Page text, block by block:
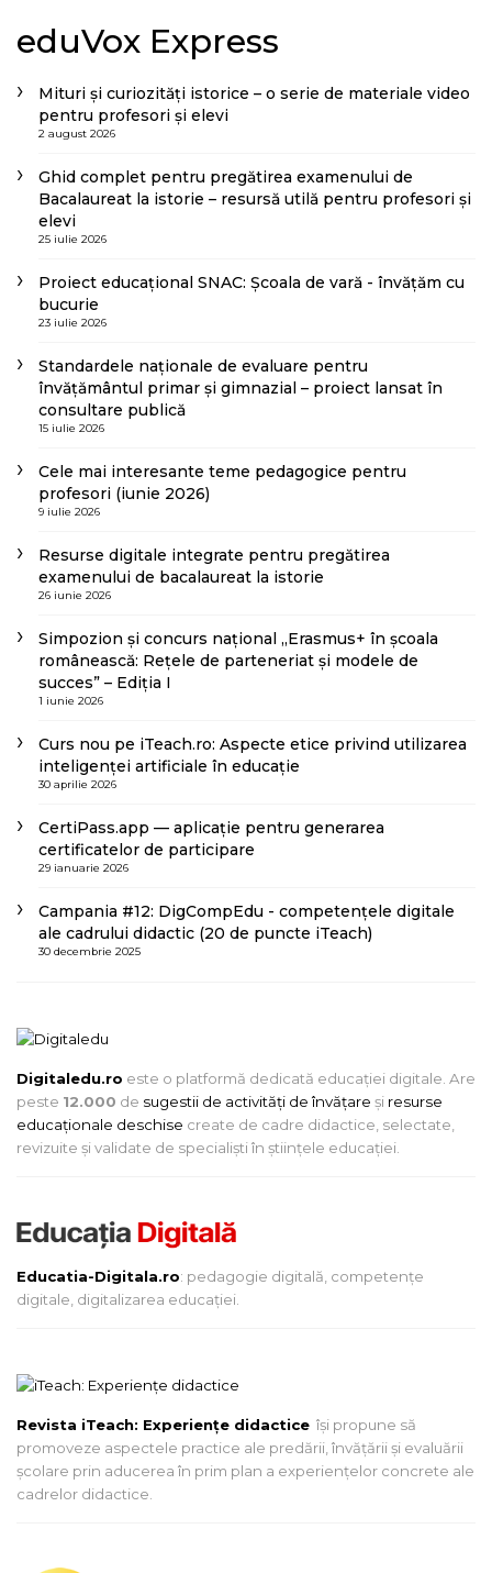
eduVox Express
Mituri și curiozități istorice – o serie de materiale video
pentru profesori și elevi
2 august 2026
Ghid complet pentru pregătirea examenului de
Bacalaureat la istorie – resursă utilă pentru profesori și
elevi
25 iulie 2026
Proiect educațional SNAC: Școala de vară - învățăm cu
bucurie
23 iulie 2026
Standardele naționale de evaluare pentru
învățământul primar și gimnazial – proiect lansat în
consultare publică
15 iulie 2026
Cele mai interesante teme pedagogice pentru
profesori (iunie 2026)
9 iulie 2026
Resurse digitale integrate pentru pregătirea
examenului de bacalaureat la istorie
26 iunie 2026
Simpozion și concurs național „Erasmus+ în școala
românească: Rețele de parteneriat și modele de
succes” – Ediția I
1 iunie 2026
Curs nou pe iTeach.ro: Aspecte etice privind utilizarea
inteligenței artificiale în educație
30 aprilie 2026
CertiPass.app — aplicație pentru generarea
certificatelor de participare
29 ianuarie 2026
Campania #12: DigCompEdu - competențele digitale
ale cadrului didactic (20 de puncte iTeach)
30 decembrie 2025
Digitaledu.ro este o platformă dedicată educației digitale. Are
peste 12.000 de sugestii de activități de învățare și resurse
educaționale deschise create de cadre didactice, selectate,
revizuite și validate de specialiști în științele educației.
Educatia-Digitala.ro: pedagogie digitală, competențe
digitale, digitalizarea educației.
Revista iTeach: Experienţe didactice îşi propune să
promoveze aspectele practice ale predării, învăţării şi evaluării
şcolare prin aducerea în prim plan a experienţelor concrete ale
cadrelor didactice.